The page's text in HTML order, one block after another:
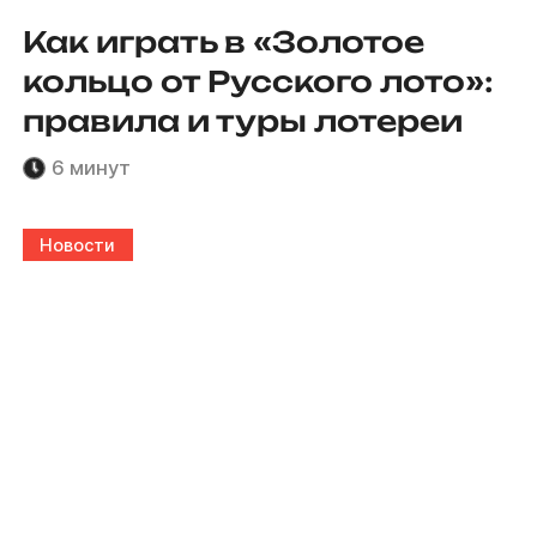
Как играть в «Золотое
кольцо от Русского лото»:
правила и туры лотереи
6 минут
Новости